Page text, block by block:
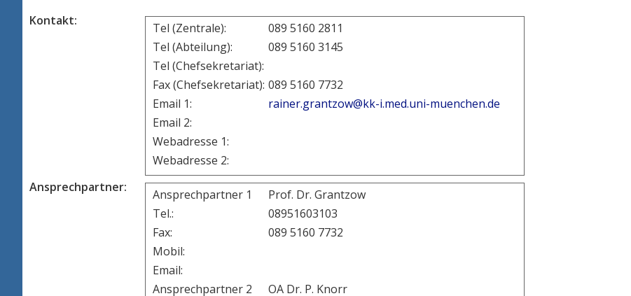
Kontakt: Tel (Zentrale):
089 5160 2811
Tel (Abteilung):
089 5160 3145
Tel (Chefsekretariat):
Fax (Chefsekretariat): 089 5160 7732
Email 1:
rainer.grantzow@kk-i.med.uni-muenchen.de
Email 2:
Webadresse 1:
Webadresse 2:
Ansprechpartner:
Ansprechpartner 1
Prof. Dr. Grantzow
Tel.:
08951603103
Fax:
089 5160 7732
Mobil:
Email:
Ansprechpartner 2
OA Dr. P. Knorr